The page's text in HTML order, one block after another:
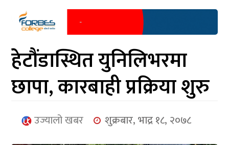
समाचार
आर्थिक
मनोरञ्जन
खेलकुद
हेटौंडास्थित युनिलिभरमा
छापा, कारबाही प्रक्रिया शुरु
उज्यालो खबर शुक्रबार, भाद्र १८, २०७८